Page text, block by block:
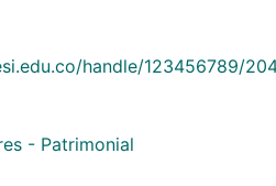
handle/123456789/
- Patrimonial